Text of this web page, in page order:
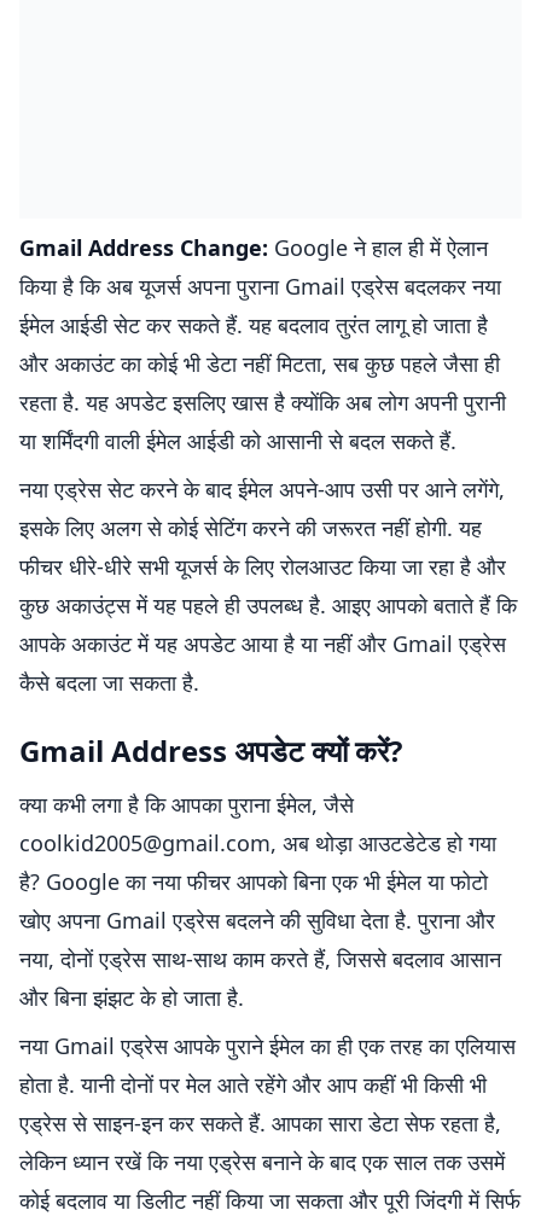
Gmail Address Change: Google ने हाल ही में ऐलान
किया है कि अब यूजर्स अपना पुराना Gmail एड्रेस बदलकर नया
ईमेल आईडी सेट कर सकते हैं. यह बदलाव तुरंत लागू हो जाता है
और अकाउंट का कोई भी डेटा नहीं मिटता, सब कुछ पहले जैसा ही
रहता है. यह अपडेट इसलिए खास है क्योंकि अब लोग अपनी पुरानी
या शर्मिंदगी वाली ईमेल आईडी को आसानी से बदल सकते हैं.
नया एड्रेस सेट करने के बाद ईमेल अपने-आप उसी पर आने लगेंगे,
इसके लिए अलग से कोई सेटिंग करने की जरूरत नहीं होगी. यह
फीचर धीरे-धीरे सभी यूजर्स के लिए रोलआउट किया जा रहा है और
कुछ अकाउंट्स में यह पहले ही उपलब्ध है. आइए आपको बताते हैं कि
आपके अकाउंट में यह अपडेट आया है या नहीं और Gmail एड्रेस
कैसे बदला जा सकता है.
Gmail Address अपडेट क्यों करें?
क्या कभी लगा है कि आपका पुराना ईमेल, जैसे
coolkid2005@gmail.com, अब थोड़ा आउटडेटेड हो गया
है? Google का नया फीचर आपको बिना एक भी ईमेल या फोटो
खोए अपना Gmail एड्रेस बदलने की सुविधा देता है. पुराना और
नया, दोनों एड्रेस साथ-साथ काम करते हैं, जिससे बदलाव आसान
और बिना झंझट के हो जाता है.
नया Gmail एड्रेस आपके पुराने ईमेल का ही एक तरह का एलियास
होता है. यानी दोनों पर मेल आते रहेंगे और आप कहीं भी किसी भी
एड्रेस से साइन-इन कर सकते हैं. आपका सारा डेटा सेफ रहता है,
लेकिन ध्यान रखें कि नया एड्रेस बनाने के बाद एक साल तक उसमें
कोई बदलाव या डिलीट नहीं किया जा सकता और पूरी जिंदगी में सिर्फ